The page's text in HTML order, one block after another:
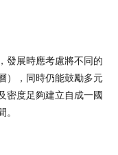
發展時應考慮將不同的
），同時仍能鼓勵多元
密度足夠建立自成一國
。